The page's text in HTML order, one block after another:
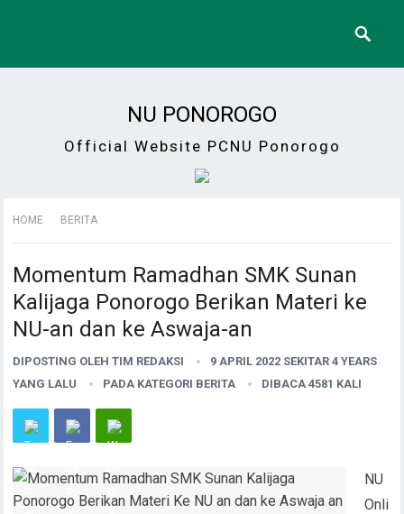
NU PONOROGO
Official Website PCNU Ponorogo
HOME BERITA
Momentum Ramadhan SMK Sunan
Kalijaga Ponorogo Berikan Materi ke
NU-an dan ke Aswaja-an
DIPOSTING OLEHTIM REDAKSI
9 APRIL 2022 SEKITAR 4 YEARS
YANG LALU
PADA KATEGORI BERITA DIBACA 4581 KALI
NU
Onli